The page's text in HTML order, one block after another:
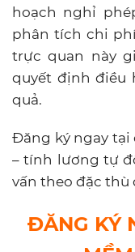
hoạch nghỉ
phân tích chi
trực quan này
quyết định điều
quả.
Đăng ký ngay tại
– tính lương tự
vấn theo đặc thù
ĐĂNG KÝ